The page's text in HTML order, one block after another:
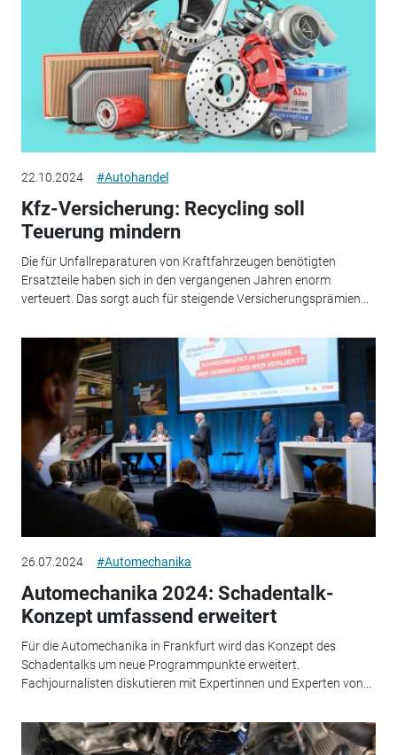
22.10.2024 #Autohandel
Kfz-Versicherung: Recycling soll
Teuerung mindern
Die für Unfallreparaturen von Kraftfahrzeugen benötigten
Ersatzteile haben sich in den vergangenen Jahren enorm
verteuert. Das sorgt auch für steigende Versicherungsprämien...
26.07.2024 #Automechanika
Automechanika 2024: Schadentalk-
Konzept umfassend erweitert
Für die Automechanika in Frankfurt wird das Konzept des
Schadentalks um neue Programmpunkte erweitert.
Fachjournalisten diskutieren mit Expertinnen und Experten von...